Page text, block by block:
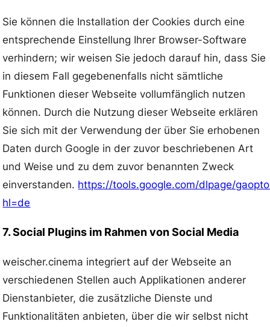
Sie können die Installation der Cookies durch eine
entsprechende Einstellung Ihrer Browser-Software
verhindern; wir weisen Sie jedoch darauf hin, dass Sie
in diesem Fall gegebenenfalls nicht sämtliche
Funktionen dieser Webseite vollumfänglich nutzen
können. Durch die Nutzung dieser Webseite erklären
Sie sich mit der Verwendung der über Sie erhobenen
Daten durch Google in der zuvor beschriebenen Art
und Weise und zu dem zuvor benannten Zweck
einverstanden. https://tools.google.com/dlpage/
hl=de
7. Social Plugins im Rahmen von Social Media
weischer.cinema integriert auf der Webseite an
verschiedenen Stellen auch Applikationen anderer
Dienstanbieter, die zusätzliche Dienste und
Funktionalitäten anbieten, über die wir selbst nicht